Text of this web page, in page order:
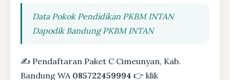
Data Pokok Pendidikan PKBM INTAN
Dapodik Bandung PKBM INTAN
✍ Pendaftaran Paket C Cimeunyan, Kab.
Bandung WA 085722459994 👉 klik